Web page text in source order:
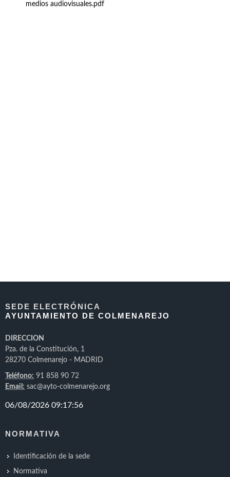
medios audiovisuales.pdf
SEDE ELECTRÓNICA
AYUNTAMIENTO DE COLMENAREJO
DIRECCION
Pza. de la Constitución, 1
28270 Colmenarejo - MADRID
Teléfono: 91 858 90 72
Email: sac@ayto-colmenarejo.org
NORMATIVA
Identificación de la sede
Normativa